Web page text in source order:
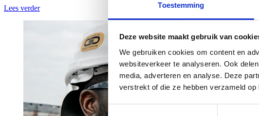
Toestemming
Deze website maakt gebruik van
We gebruiken cookies om content en
websiteverkeer te analyseren. Ook
media, adverteren en analyse. Deze
verstrekt of die ze hebben verzameld
Lees verder